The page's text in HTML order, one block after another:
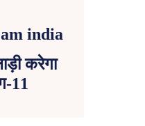
करेगा
11